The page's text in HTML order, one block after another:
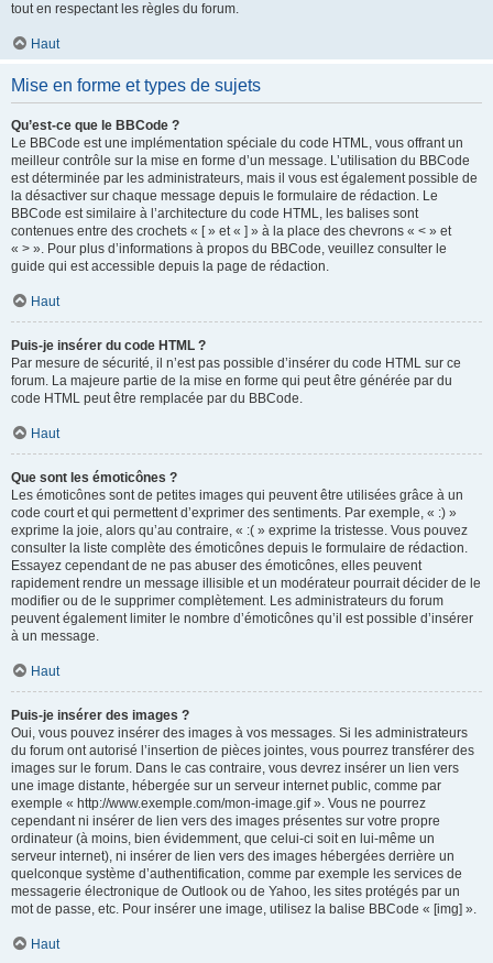
tout en respectant les règles du forum.
Haut
Mise en forme et types de sujets
Qu’est-ce que le BBCode ?
Le BBCode est une implémentation spéciale du code HTML, vous offrant un
meilleur contrôle sur la mise en forme d’un message. L’utilisation du BBCode
est déterminée par les administrateurs, mais il vous est également possible de
la désactiver sur chaque message depuis le formulaire de rédaction. Le
BBCode est similaire à l’architecture du code HTML, les balises sont
contenues entre des crochets « [ » et « ] » à la place des chevrons « < » et
« > ». Pour plus d’informations à propos du BBCode, veuillez consulter le
guide qui est accessible depuis la page de rédaction.
Haut
Puis-je insérer du code HTML ?
Par mesure de sécurité, il n’est pas possible d’insérer du code HTML sur ce
forum. La majeure partie de la mise en forme qui peut être générée par du
code HTML peut être remplacée par du BBCode.
Haut
Que sont les émoticônes ?
Les émoticônes sont de petites images qui peuvent être utilisées grâce à un
code court et qui permettent d’exprimer des sentiments. Par exemple, « :) »
exprime la joie, alors qu’au contraire, « :( » exprime la tristesse. Vous pouvez
consulter la liste complète des émoticônes depuis le formulaire de rédaction.
Essayez cependant de ne pas abuser des émoticônes, elles peuvent
rapidement rendre un message illisible et un modérateur pourrait décider de le
modifier ou de le supprimer complètement. Les administrateurs du forum
peuvent également limiter le nombre d’émoticônes qu’il est possible d’insérer
à un message.
Haut
Puis-je insérer des images ?
Oui, vous pouvez insérer des images à vos messages. Si les administrateurs
du forum ont autorisé l’insertion de pièces jointes, vous pourrez transférer des
images sur le forum. Dans le cas contraire, vous devrez insérer un lien vers
une image distante, hébergée sur un serveur internet public, comme par
exemple « http://www.exemple.com/mon-image.gif ». Vous ne pourrez
cependant ni insérer de lien vers des images présentes sur votre propre
ordinateur (à moins, bien évidemment, que celui-ci soit en lui-même un
serveur internet), ni insérer de lien vers des images hébergées derrière un
quelconque système d’authentification, comme par exemple les services de
messagerie électronique de Outlook ou de Yahoo, les sites protégés par un
mot de passe, etc. Pour insérer une image, utilisez la balise BBCode « [img] ».
Haut